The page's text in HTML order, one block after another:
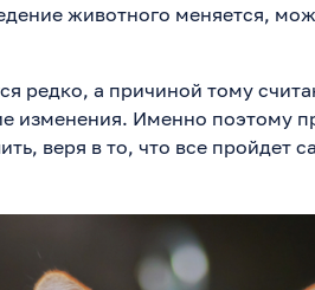
животного меняется,
редко, а причиной тому
изменения. Именно поэтому
веря в то, что все пройдет